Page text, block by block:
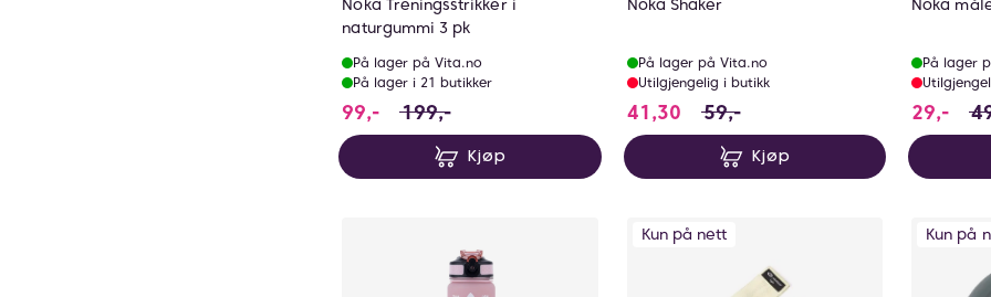
Noka Treningsstrikker i
naturgummi 3 pk
På lager på Vita.no
På lager i 21 butikker
99,- 99 i stedet for 199 NOK, du sparer 100 NOK
199,-
Kjøp
Noka Shaker
På lager på Vita.no
Utilgjengelig i butikk
41,30 41.3 i stedet for 59 NOK, du
59,-
Kjøp
Noka
På lager
29,- 29
Kun på nett Kun på